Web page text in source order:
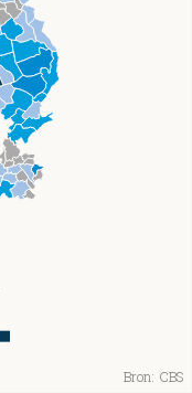
Bron: CBS